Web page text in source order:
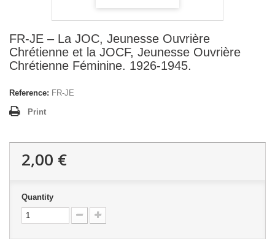
FR-JE – La JOC, Jeunesse Ouvrière
Chrétienne et la JOCF, Jeunesse Ouvrière
Chrétienne Féminine. 1926-1945.
Reference: FR-JE
Print
2,00 €
Quantity